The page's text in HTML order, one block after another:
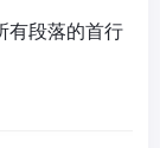
有段落的首行